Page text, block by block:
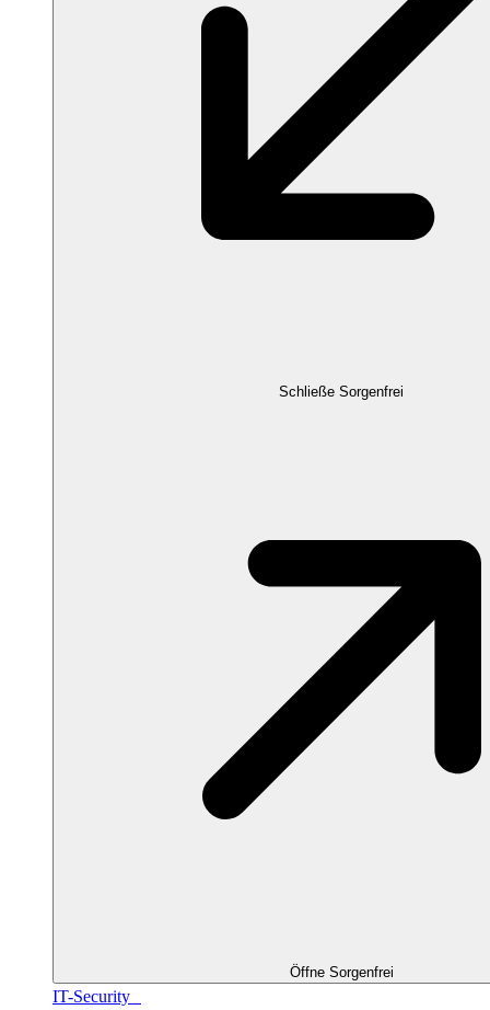
Schließe Sorgenfrei
Öffne Sorgenfrei
IT-Security